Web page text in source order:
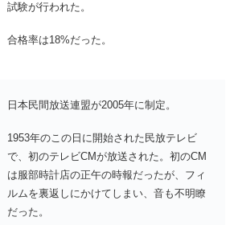
試験が行われた。
合格率は18%だった。
日本民間放送連盟が2005年に制定。
1953年のこの日に開始された民放テレビ
で、初のテレビCMが放送された。初のCM
は服部時計店の正午の時報だったが、フィ
ルムを裏返しにかけてしまい、音も不明瞭
だった。